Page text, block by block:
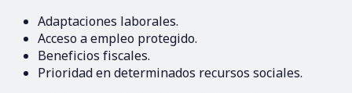
Adaptaciones laborales.
Acceso a empleo protegido.
Beneficios fiscales.
Prioridad en determinados recursos sociales.